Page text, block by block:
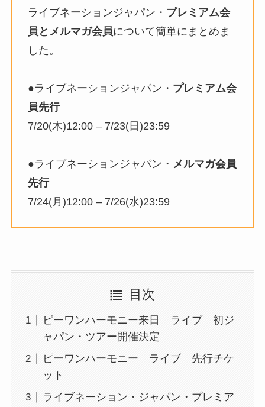
ライブネーションジャパン・ プレミアム会
員とメルマガ会員について簡単にまとめま
した。
●ライブネーションジャパン・ プレミアム会
員先行
7/20(木)12:00 – 7/23(日)23:59
●ライブネーションジャパン・ メルマガ会員
先行
7/24(月)12:00 – 7/26(水)23:59
目次
ピーワンハーモニー来日 ライブ 初ジ
ャパン・ツアー開催決定
ピーワンハーモニー ライブ 先行チケ
ット
ライブネーション・ジャパン・プレミア